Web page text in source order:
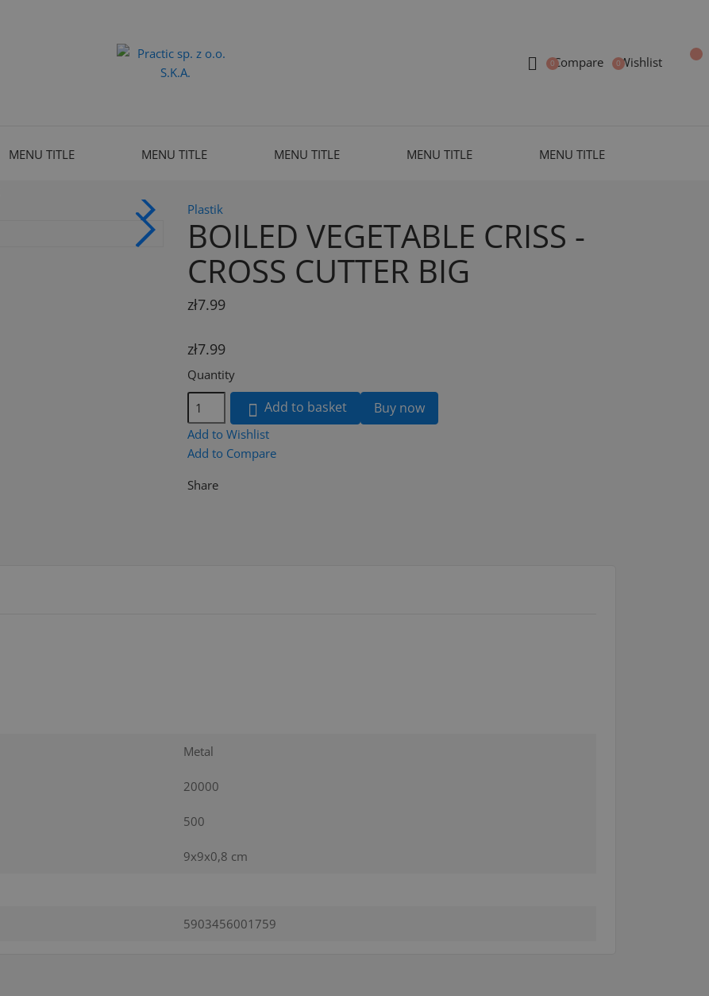
Compare Wishlist
MENU TITLE MENU TITLE MENU TITLE MENU TITLE MENU TITLE
Plastik
BOILED VEGETABLE CRISS -
CROSS CUTTER BIG
zł7.99
zł7.99
Quantity
 Add to basket Buy now
Add to Wishlist
Add to Compare
Share
Metal
20000
500
9x9x0,8 cm
5903456001759